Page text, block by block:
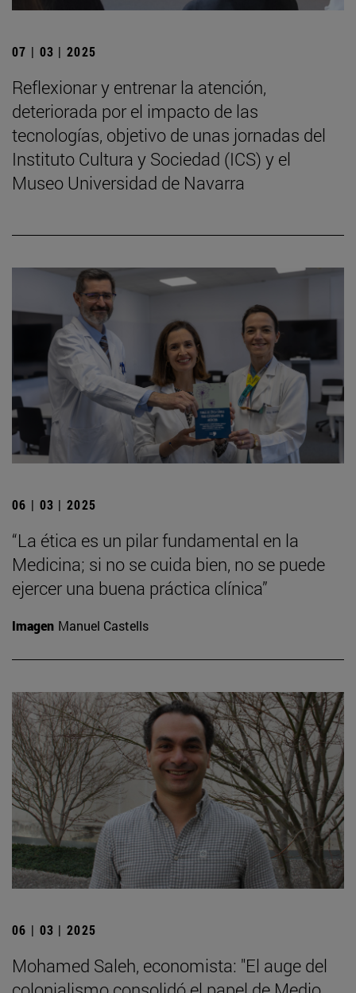
07 | 03 | 2025
Reflexionar y entrenar la atención,
deteriorada por el impacto de las
tecnologías, objetivo de unas jornadas del
Instituto Cultura y Sociedad (ICS) y el
Museo Universidad de Navarra
06 | 03 | 2025
“La ética es un pilar fundamental en la
Medicina; si no se cuida bien, no se puede
ejercer una buena práctica clínica”
Imagen Manuel Castells
06 | 03 | 2025
Mohamed Saleh, economista: "El auge del